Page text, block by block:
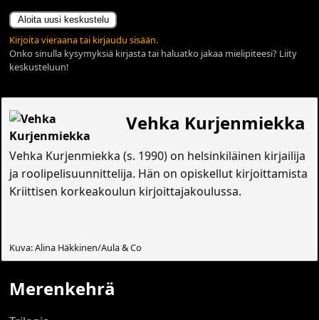
Aloita uusi keskustelu
Kirjoita vieraana tai kirjaudu sisään.
Onko sinulla kysymyksiä kirjasta tai haluatko jakaa mielipiteesi? Liity
keskusteluun!
Vehka Kurjenmiekka
Vehka Kurjenmiekka (s. 1990) on helsinkiläinen kirjailija
ja roolipelisuunnittelija. Hän on opiskellut kirjoittamista
Kriittisen korkeakoulun kirjoittajakoulussa.
Kuva: Alina Häkkinen/Aula & Co
Merenkehrä